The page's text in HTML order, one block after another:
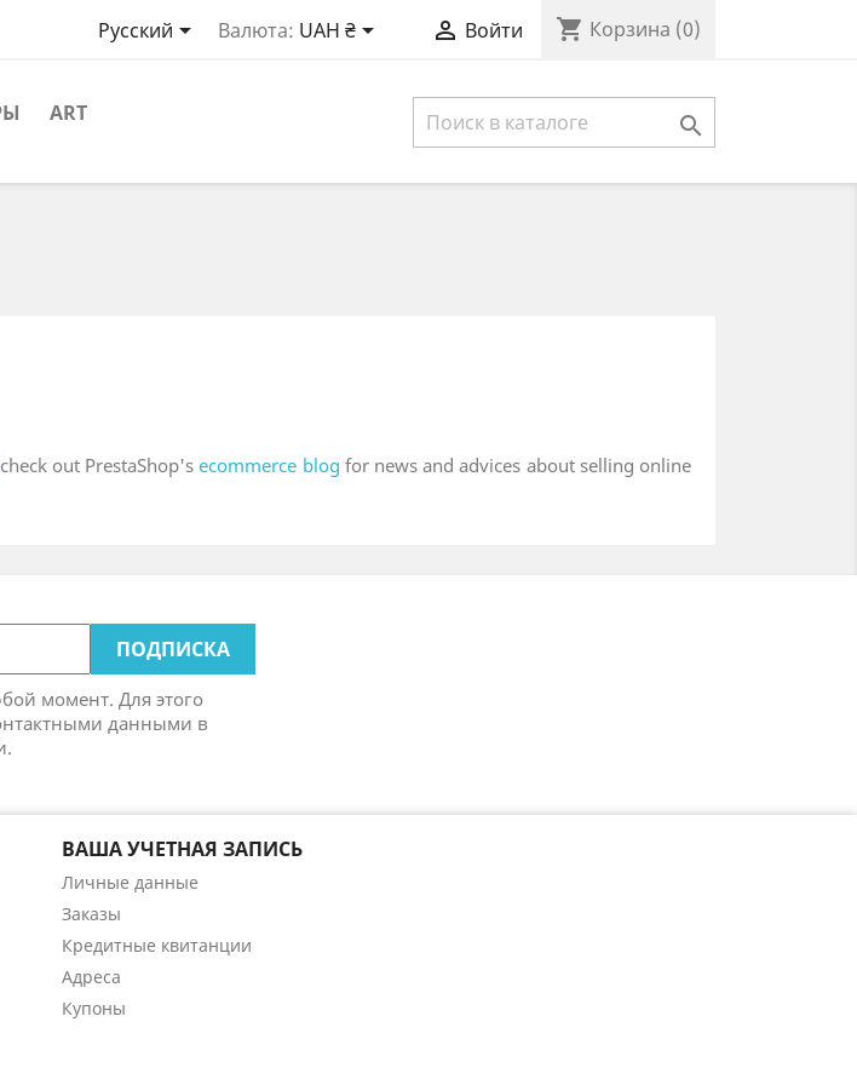
Русский Валюта: UAH ₴  Войти shopping_cart Корзина (0)
ART 
out PrestaShop'secommerce blog for news and advices about selling online
момент. Для этого
данными в
ВАША УЧЕТНАЯ ЗАПИСЬ
Личные данные
Заказы
Кредитные квитанции
Адреса
Купоны